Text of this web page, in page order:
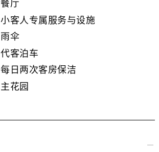
餐厅
小客人专属服务与设施
雨伞
代客泊车
每日两次客房保洁
主花园